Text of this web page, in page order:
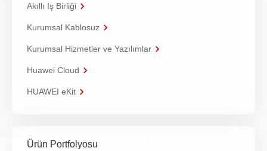
Akıllı İş Birliği
Kurumsal Kablosuz
Kurumsal Hizmetler ve Yazılımlar
Huawei Cloud
HUAWEI eKit
Ürün Portfolyosu